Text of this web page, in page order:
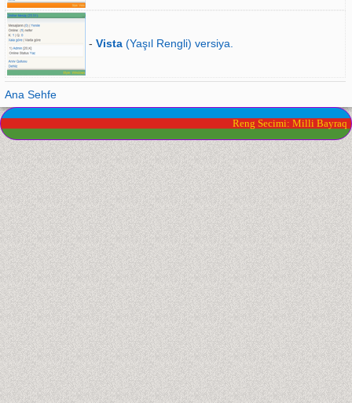
- Vista (Yaşıl Rengli) versiya.
Ana Sehfe
Reng Secimi: Milli Bayraq